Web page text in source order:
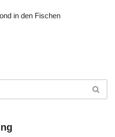
in den Fischen